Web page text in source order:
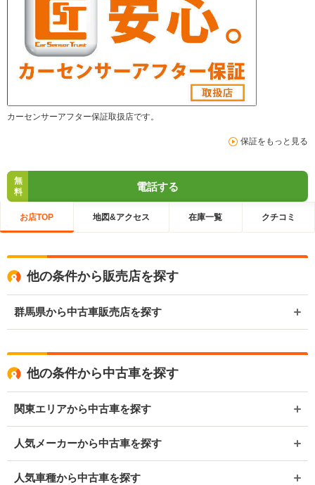
カーセンサーアフター保証取扱店です。
保証をもっと見る
無
料
電話する
お店TOP 地図&アクセス 在庫一覧 クチコミ
他の条件から販売店を探す
群馬県から中古車販売店を探す
他の条件から中古車を探す
関東エリアから中古車を探す
人気メーカーから中古車を探す
人気車種から中古車を探す